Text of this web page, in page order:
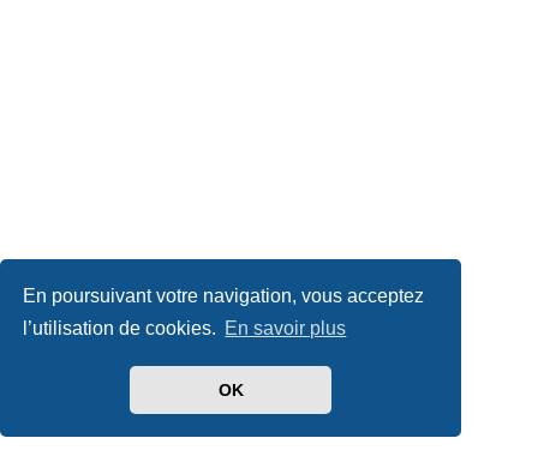
En poursuivant votre navigation, vous acceptez
l’utilisation de cookies. En savoir plus
OK